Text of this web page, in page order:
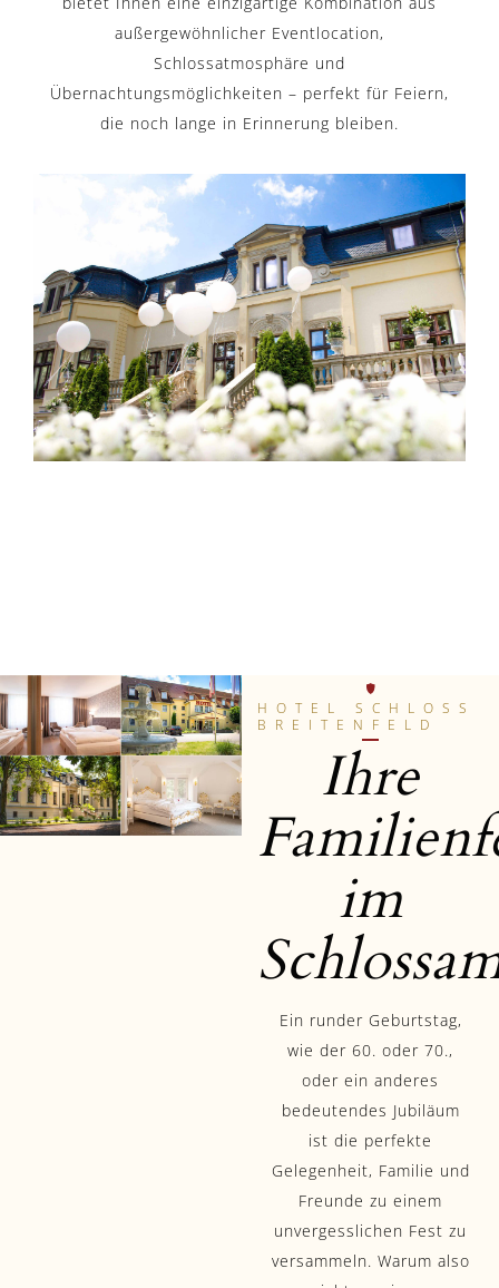
außergewöhnlicher Eventlocation,
Schlossatmosphäre und
Übernachtungsmöglichkeiten – perfekt für Feiern,
die noch lange in Erinnerung bleiben.
HOTEL SCHLOSS
BREITENFELD
Ihre
im
Ein runder Geburtstag,
wie der 60. oder 70.,
oder ein anderes
bedeutendes Jubiläum
ist die perfekte
Gelegenheit, Familie und
Freunde zu einem
unvergesslichen Fest zu
versammeln. Warum also